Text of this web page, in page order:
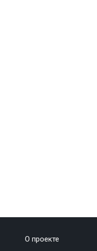
О проекте